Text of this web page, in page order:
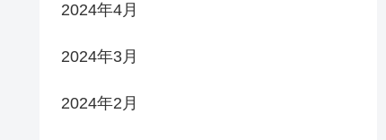
2024年4月
2024年3月
2024年2月